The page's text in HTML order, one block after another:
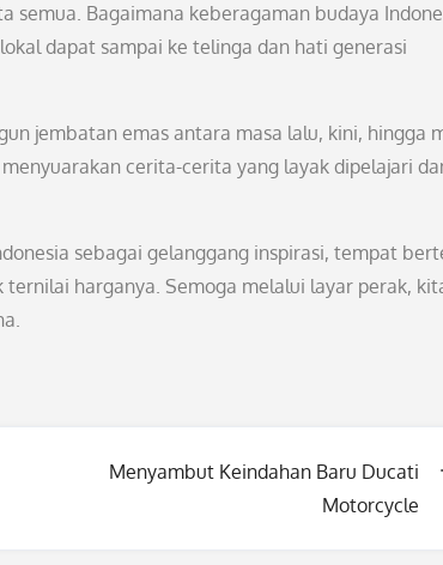
semua. Bagaimana keberagaman budaya
dapat sampai ke telinga dan hati generasi
jembatan emas antara masa lalu, kini, hingga
cerita-cerita yang layak dipelajari
sebagai gelanggang inspirasi, tempat
harganya. Semoga melalui layar perak,
Menyambut Keindahan Baru Ducati
Motorcycle